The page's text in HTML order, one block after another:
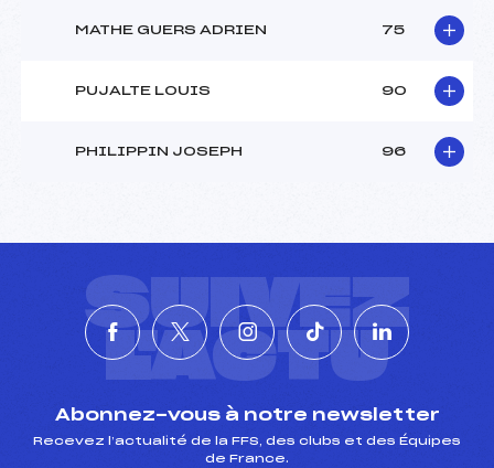
MATHE GUERS ADRIEN 75
PUJALTE LOUIS 90
PHILIPPIN JOSEPH 96
SUIVEZ
L'ACTU
Abonnez-vous à notre newsletter
Recevez l’actualité de la FFS, des clubs et des Équipes
de France.